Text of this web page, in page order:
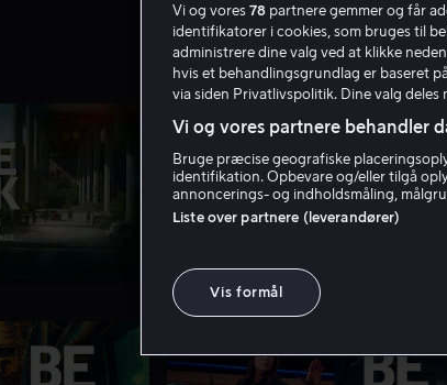
Fra 59 kr
Vi og vores 78 partnere gemmer og får
identifikatorer i cookies, som bruges til
administrere dine valg ved at klikke
hvis et behandlingsgrundlag er baseret
via siden Privatlivspolitik. Dine valg
Vi og vores partnere behandler
Bruge præcise geografiske
identifikation. Opbevare og/eller tilgå
annoncerings- og indholdsmåling,
Liste over partnere (leverandører)
Vis formål